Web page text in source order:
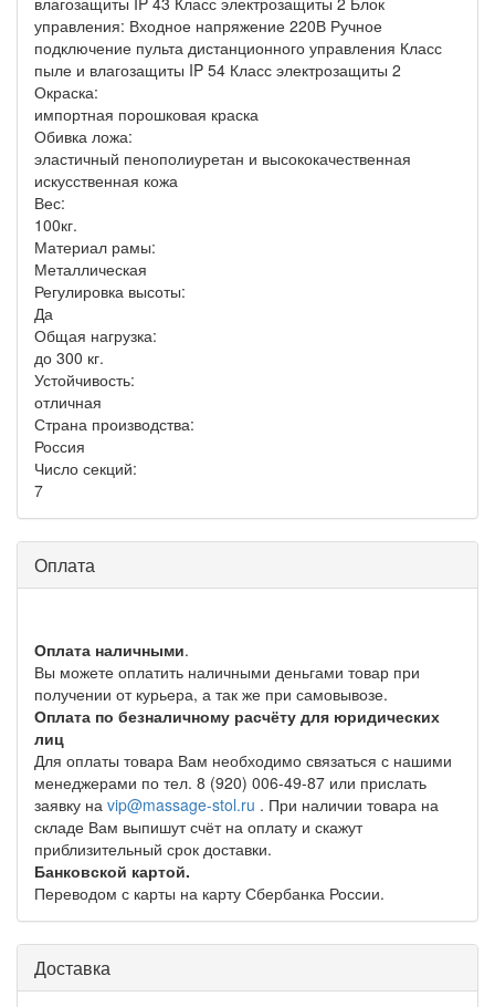
управления: Входное напряжение 220В Ручное
подключение пульта дистанционного управления Класс
пыле и влагозащиты IP 54 Класс электрозащиты 2
Окраска:
импортная порошковая краска
Обивка ложа:
эластичный пенополиуретан и высококачественная
искусственная кожа
Вес:
100кг.
Материал рамы:
Металлическая
Регулировка высоты:
Да
Общая нагрузка:
до 300 кг.
Устойчивость:
отличная
Страна производства:
Россия
Число секций:
7
Оплата
Оплата наличными.
Вы можете оплатить наличными деньгами товар при
получении от курьера, а так же при самовывозе.
Оплата по безналичному расчёту для юридических
лиц
Для оплаты товара Вам необходимо связаться с нашими
менеджерами по тел. 8 (920) 006-49-87 или прислать
заявку на vip@massage-stol.ru . При наличии товара на
складе Вам выпишут счёт на оплату и скажут
приблизительный срок доставки.
Банковской картой.
Переводом с карты на карту Сбербанка России.
Доставка